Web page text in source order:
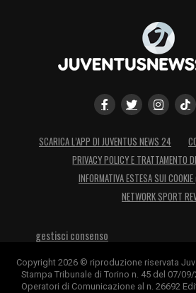
SCARICA L’APP DI JUVENTUS NEWS 24
PRIVACY POLICY E TRATTAMENTO
INFORMATIVA ESTESA SUI
NETWORK SPORT
gestisci consenso
Copyright 2026 © riproduzione riservata
Stampa Tribunale di Torino n. 45 del 07/
Operatori di Comunicazione al n. 26692